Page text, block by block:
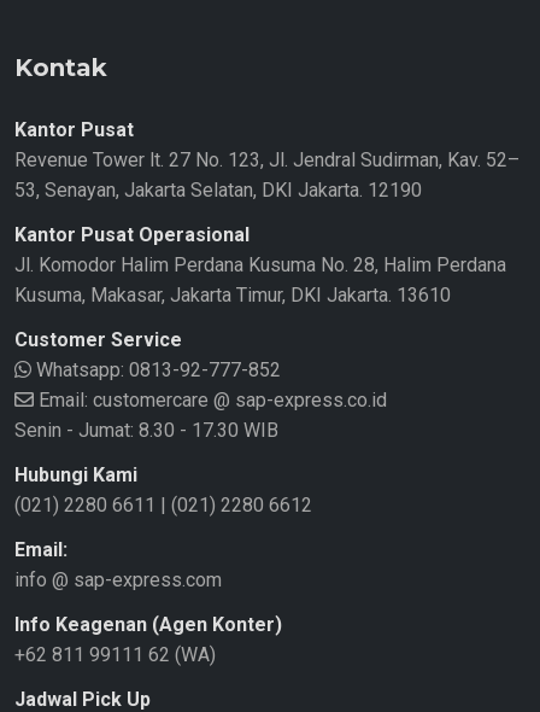
Kontak
Kantor Pusat
Revenue Tower lt. 27 No. 123, Jl. Jendral Sudirman, Kav. 52–
53, Senayan, Jakarta Selatan, DKI Jakarta. 12190
Kantor Pusat Operasional
Jl. Komodor Halim Perdana Kusuma No. 28, Halim Perdana
Kusuma, Makasar, Jakarta Timur, DKI Jakarta. 13610
Customer Service
Whatsapp: 0813-92-777-852
Email: customercare @ sap-express.co.id
Senin - Jumat: 8.30 - 17.30 WIB
Hubungi Kami
(021) 2280 6611 | (021) 2280 6612
Email:
info @ sap-express.com
Info Keagenan (Agen Konter)
+62 811 99111 62 (WA)
Jadwal Pick Up